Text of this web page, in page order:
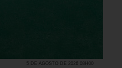
5 DE AGOSTO DE 2026 08H00